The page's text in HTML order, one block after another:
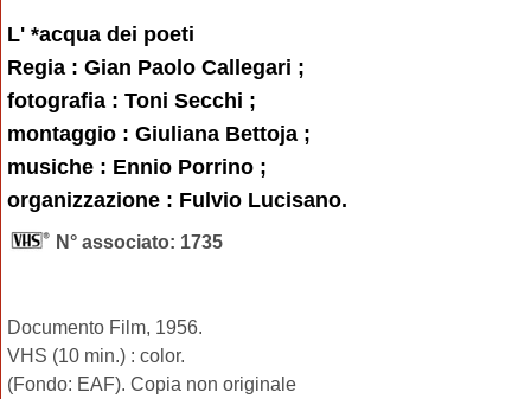
L' *acqua dei poeti
Regia : Gian Paolo Callegari ;
fotografia : Toni Secchi ;
montaggio : Giuliana Bettoja ;
musiche : Ennio Porrino ;
organizzazione : Fulvio Lucisano.
N° associato: 1735
Documento Film, 1956.
VHS (10 min.) : color.
(Fondo: EAF). Copia non originale